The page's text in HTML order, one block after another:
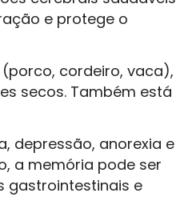
e protege o
cordeiro, vaca),
secos. Também está
depressão, anorexia e
a memória pode ser
gastrointestinais e